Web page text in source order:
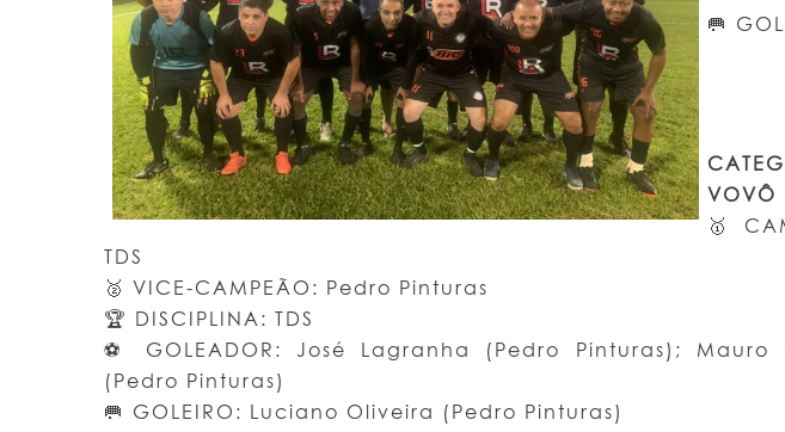
🥅
VOVÔ
🥇
TDS
🥈 VICE-CAMPEÃO: Pedro Pinturas
🏆 DISCIPLINA: TDS
⚽ GOLEADOR: José Lagranha (Pedro Pinturas); Mauro
(Pedro Pinturas)
🥅 GOLEIRO: Luciano Oliveira (Pedro Pinturas)